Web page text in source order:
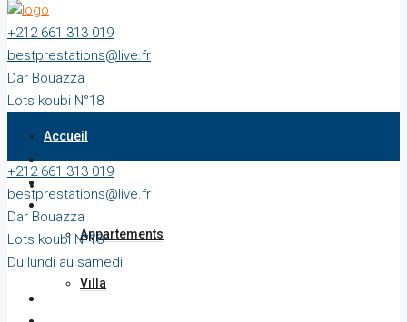
+212 661 313 019
bestprestations@live.fr
Dar Bouazza
Lots koubi N°18
Accueil
Appartements
Villa
+212 661 313 019
bestprestations@live.fr
Dar Bouazza
Lots koubi N°18
Du lundi au samedi